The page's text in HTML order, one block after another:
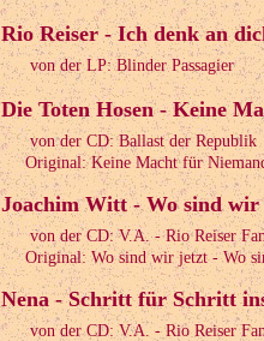
Rio Reiser - Ich denk an
von der LP: Blinder Passagier
Die Toten Hosen - Keine
von der CD: Ballast der Republik
Original: Keine Macht für Niemand
Joachim Witt - Wo sind wir
von der CD: V.A. - Rio Reiser
Original: Wo sind wir jetzt - Wo
Nena - Schritt für Schritt
von der CD: V.A. - Rio Reiser